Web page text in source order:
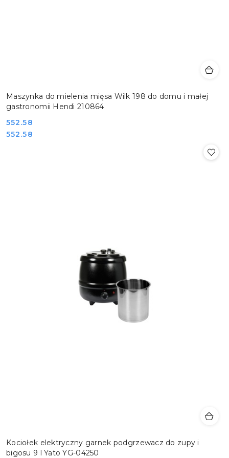
Maszynka do mielenia mięsa Wilk 198 do domu i małej
gastronomii Hendi 210864
Cena:
552.58
Cena:
552.58
Kociołek elektryczny garnek podgrzewacz do zupy i
bigosu 9 l Yato YG-04250